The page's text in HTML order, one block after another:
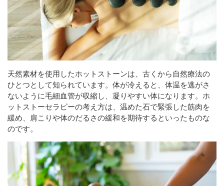
天然素材を使用したホットストーンは、古くから自然療法の
ひとつとして知られています。体が冷えると、体温を逃がさ
ないように毛細血管が収縮し、凝りやすい体になります。ホ
ットストーセラピーの考え方は、温めた石で緊張した筋肉を
緩め、肩こりや体のだるさの緩和を期待するといったものな
のです。